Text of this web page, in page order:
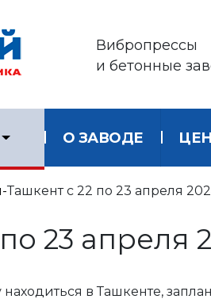
Вибропрессы
и бетонные
О ЗАВОДЕ
Ташкент с 22 по 23 апреля
23 апреля
находиться в Ташкенте,